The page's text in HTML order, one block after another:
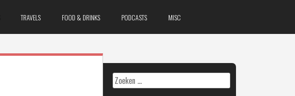
TRAVELS FOOD & DRINKS PODCASTS MISC
Zoeken
naar: